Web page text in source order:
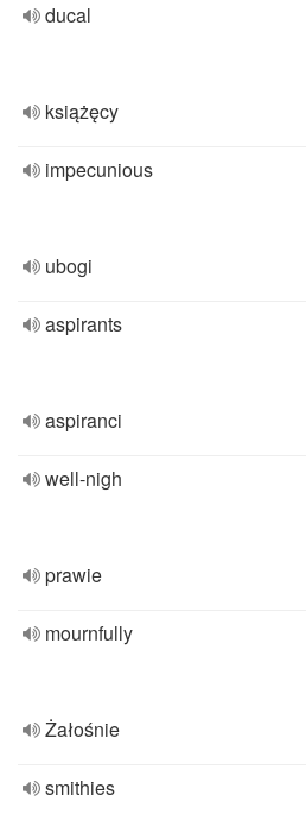
ducal
książęcy
impecunious
ubogi
aspirants
aspiranci
well-nigh
prawie
mournfully
Żałośnie
smithies